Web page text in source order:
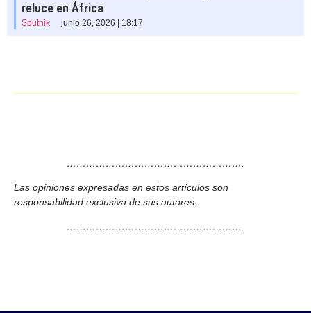
reluce en África
Sputnik junio 26, 2026 | 18:17
……………………………………………….
Las opiniones expresadas en estos artículos son
responsabilidad exclusiva de sus autores.
……………………………………………….